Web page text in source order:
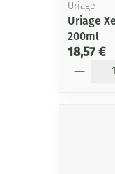
Uriage
Uriage
200ml
18,57 €